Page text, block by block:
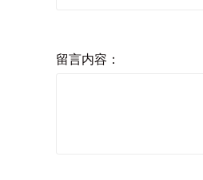
留言内容：